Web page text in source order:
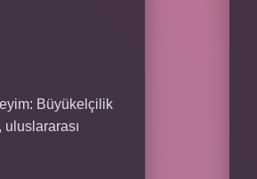
Büyükelçilik